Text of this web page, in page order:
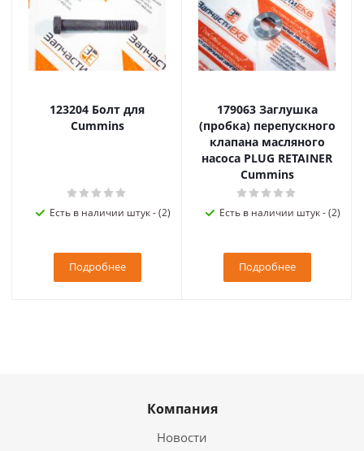
123204 Болт для
Cummins
Есть в наличии штук - (2)
Подробнее
179063 Заглушка
(пробка) перепускного
клапана масляного
насоса PLUG RETAINER
Cummins
Есть в наличии штук - (2)
Подробнее
Компания
Новости